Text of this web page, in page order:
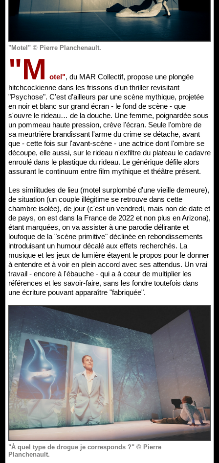
"Motel" © Pierre Planchenault.
"M otel", du MAR Collectif, propose une plongée
hitchcockienne dans les frissons d'un thriller revisitant
"Psychose". C'est d'ailleurs par une scène mythique, projetée
en noir et blanc sur grand écran - le fond de scène - que
s'ouvre le rideau… de la douche. Une femme, poignardée sous
un pommeau haute pression, crève l'écran. Seule l'ombre de
sa meurtrière brandissant l'arme du crime se détache, avant
que - cette fois sur l'avant-scène - une actrice dont l'ombre se
découpe, elle aussi, sur le rideau n'exfiltre du plateau le cadavre
enroulé dans le plastique du rideau. Le générique défile alors
assurant le continuum entre film mythique et théâtre présent.
Les similitudes de lieu (motel surplombé d'une vieille demeure),
de situation (un couple illégitime se retrouve dans cette
chambre isolée), de jour (c'est un vendredi, mais non de date et
de pays, on est dans la France de 2022 et non plus en Arizona),
étant marquées, on va assister à une parodie délirante et
loufoque de la "scène primitive" déclinée en rebondissements
introduisant un humour décalé aux effets recherchés. La
musique et les jeux de lumière étayent le propos pour le donner
à entendre et à voir en plein accord avec ses attendus. Un vrai
travail - encore à l'ébauche - qui a à cœur de multiplier les
références et les savoir-faire, sans les fondre toutefois dans
une écriture pouvant apparaître "fabriquée".
"À quel type de drogue je corresponds ?" © Pierre
Planchenault.